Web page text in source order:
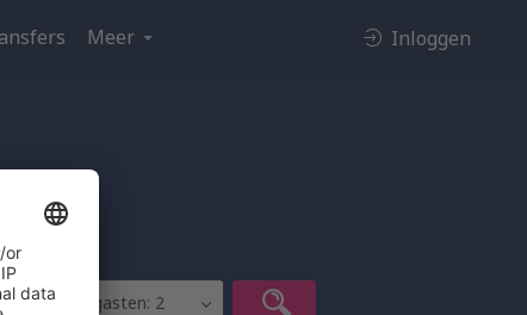
Meer Inloggen
Kamers: 1, gasten: 2